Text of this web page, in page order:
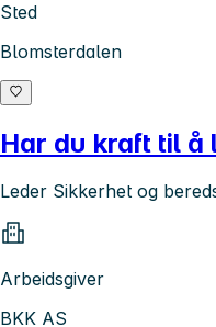
Sted
Blomsterdalen
Har du kraft til å
Leder Sikkerhet og
Arbeidsgiver
BKK AS